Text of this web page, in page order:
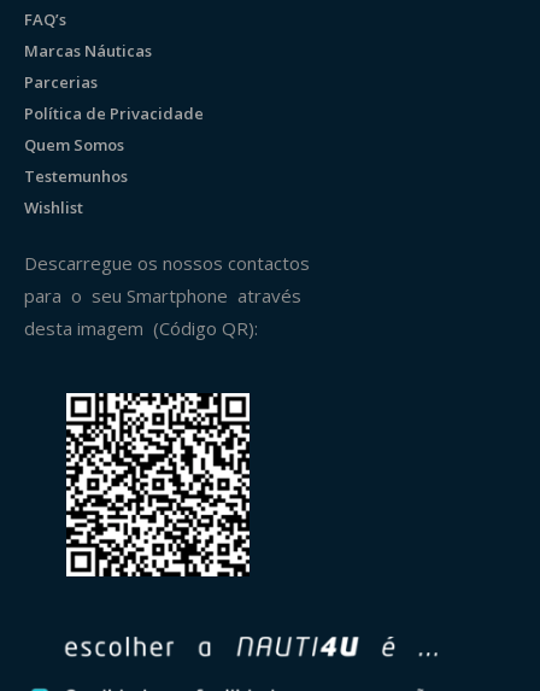
FAQ’s
Marcas Náuticas
Parcerias
Política de Privacidade
Quem Somos
Testemunhos
Wishlist
Descarregue os nossos contactos
para o seu Smartphone através
desta imagem (Código QR):